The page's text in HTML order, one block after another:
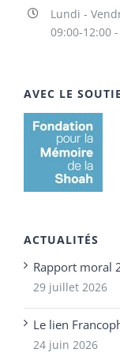
Lundi -
09:00-12:00
AVEC LE
ACTUALITÉS
Rapport moral
29 juillet 2026
Le lien
24 juin 2026